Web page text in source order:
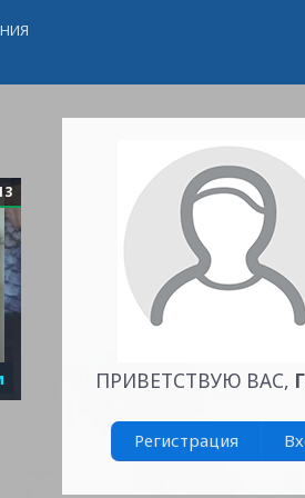
ПРИВЕТСТВУЮ ВАС,
Регистрация